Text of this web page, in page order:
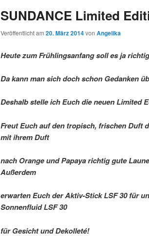
SUNDANCE Limited
Veröffentlicht am 20. März 2014von Angelika
Heute zum Frühlingsanfang soll es ja
Da kann man sich doch schon Gedanken
Deshalb stelle ich Euch die neuen Limited
Freut Euch auf den tropisch, frischen Duft
mit ihrem Duft
nach Orange und Papaya richtig gute
Außerdem
erwarten Euch der Aktiv-Stick LSF 30 für
Sonnenfluid LSF 30
für Gesicht und Dekolleté!